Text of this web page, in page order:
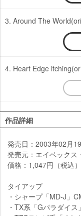
3. Around The
4. Heart Edge
作品詳細
発売日：2003年02月
発売元：エイベックス
価格：1,047円（税込）
タイアップ
・シャープ「MD-J」
・TX系「Gパラダイ